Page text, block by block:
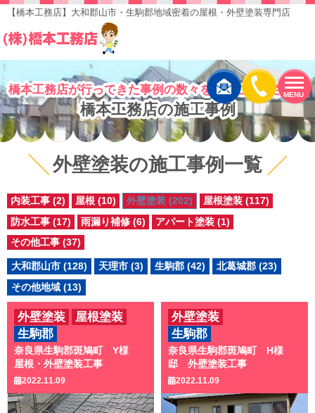
MENU
【橋本工務店】大和郡山市・生駒郡地域密着の屋根・外壁塗装専門店
橋本工務店が行ってきた事例の数々をぜひご覧下さい！
橋本工務店の施工事例
外壁塗装の施工事例一覧
内装工事 (2) 屋根 (10) 外壁塗装 (202)
屋根塗装 (117)
防水工事 (17)
雨漏り補修 (6)
アパート塗装 (1)
その他工事 (37)
大和郡山市 (128) 天理市 (3) 生駒郡 (42)
北葛城郡 (23)
その他地域 (13)
奈良県生駒郡斑鳩町 Y様
屋根・外壁塗装工事
2022.11.09
外壁塗装
屋根塗装
生駒郡
奈良県生駒郡斑鳩町 H様
邸 外壁塗装工事
2022.11.09
外壁塗装
生駒郡